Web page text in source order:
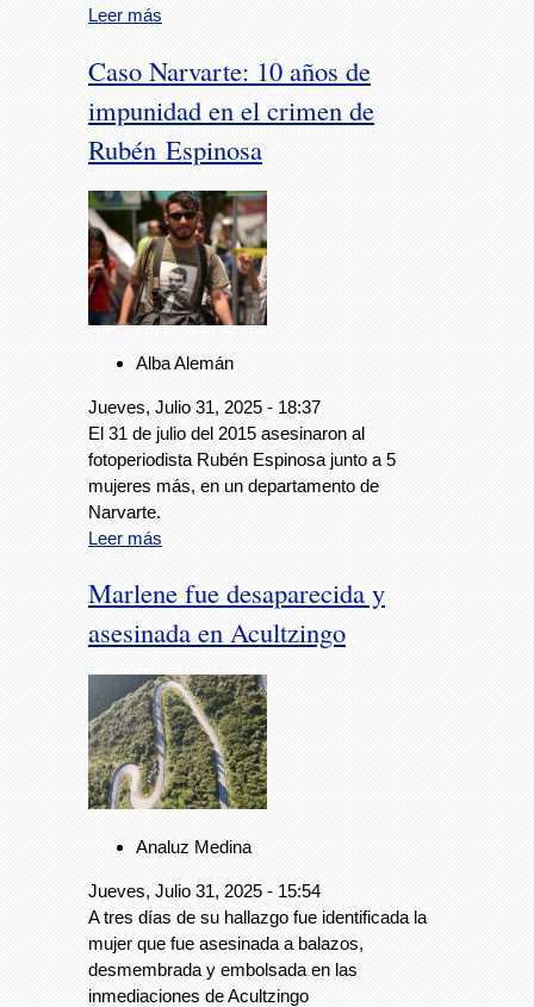
Leer más
Caso Narvarte: 10 años de
impunidad en el crimen de
Rubén Espinosa
Alba Alemán
Jueves, Julio 31, 2025 - 18:37
El 31 de julio del 2015 asesinaron al
fotoperiodista Rubén Espinosa junto a 5
mujeres más, en un departamento de
Narvarte.
Leer más
Marlene fue desaparecida y
asesinada en Acultzingo
Analuz Medina
Jueves, Julio 31, 2025 - 15:54
A tres días de su hallazgo fue identificada la
mujer que fue asesinada a balazos,
desmembrada y embolsada en las
inmediaciones de Acultzingo